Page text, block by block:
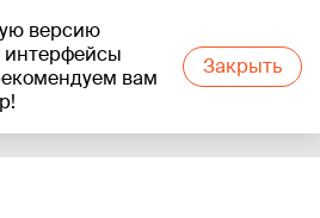
версию
интерфейсы
вам
Закрыть